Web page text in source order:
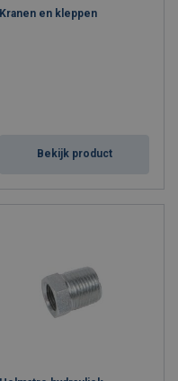
Kranen en kleppen
Bekijk product